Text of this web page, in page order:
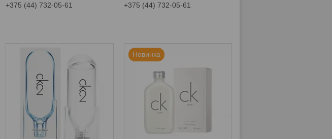
+375 (44) 732-05-61 +375 (44) 732-05-61
Новинка